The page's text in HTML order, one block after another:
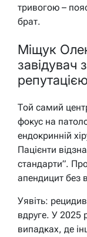
тривогою –
брат.
Міщук
завідувач
репутацією
Той самий
фокус на
ендокринній
Пацієнти
стандарти”.
апендицит без
Уявіть:
вдруге. У 2025
випадках, де